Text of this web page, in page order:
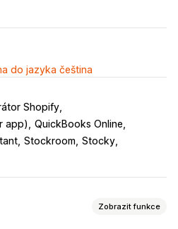
do jazyka čeština
Shopify
app)
QuickBooks Online
Stockroom Stocky
Zobrazit funkce